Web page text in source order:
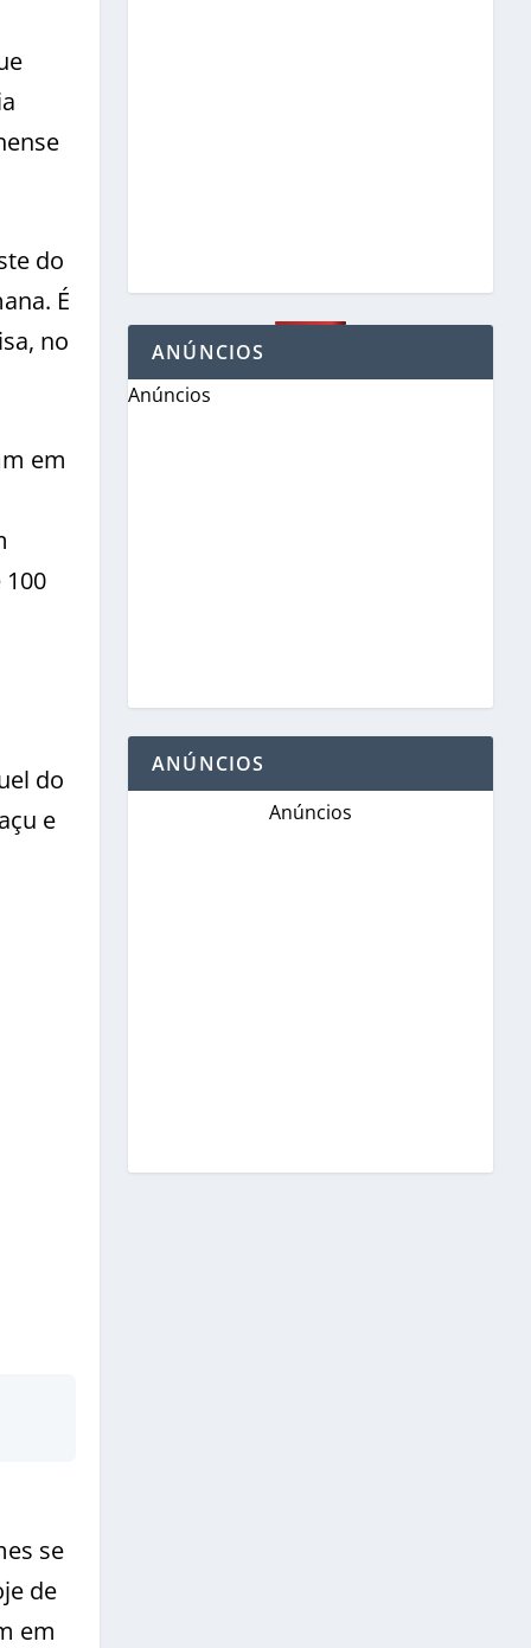
do
É
no
em
do
e
se
de
em
ANÚNCIOS
Anúncios
ANÚNCIOS
Anúncios